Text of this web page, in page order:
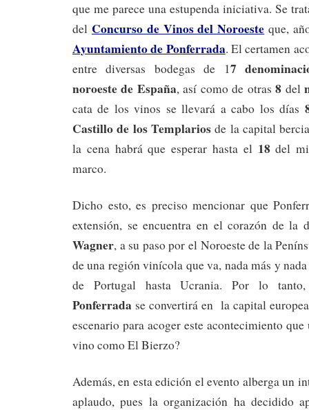
que me parece una estupenda iniciativa. Se
del Concurso de Vinos del Noroeste que,
Ayuntamiento de Ponferrada. El certamen
entre diversas bodegas de 17
noroeste de España, así como de otras8 del
cata de los vinos se llevará a cabo los días
Castillo de los Templarios de la capital
la cena habrá que esperar hasta el 18del
marco.
Dicho esto, es preciso mencionar que
extensión, se encuentra en el corazón de la
Wagner, a su paso por el Noroeste de la
de una región vinícola que va, nada más y
de Portugal hasta Ucrania. Por lo
Ponferrada se convertirá en la capital
escenario para acoger este acontecimiento
vino como El Bierzo?
Además, en esta edición el evento alberga un
aplaudo, pues la organización ha decidido